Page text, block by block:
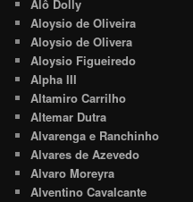
Alô Dolly
Aloysio de Oliveira
Aloysio de Olivera
Aloysio Figueiredo
Alpha III
Altamiro Carrilho
Altemar Dutra
Alvarenga e Ranchinho
Alvares de Azevedo
Alvaro Moreyra
Alventino Cavalcante